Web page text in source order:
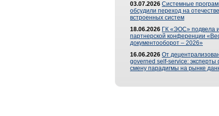
03.07.2026 Системные
обсудили переход на
встроенных систем
18.06.2026 ГК «ЭОС» подвела
партнерской конференции
документооборот – 2026»
16.06.2026 От
governed self-service: эксперты
смену парадигмы на рынке